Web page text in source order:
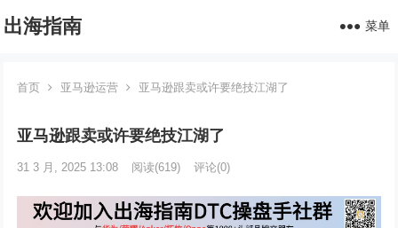
出海指南 菜单
首页 亚马逊运营 亚马逊跟卖或许要绝技江湖了
亚马逊跟卖或许要绝技江湖了
31 3 月, 2025 13:08 阅读(619) 评论(0)